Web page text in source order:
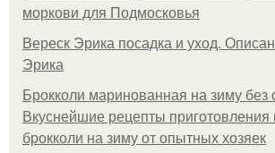
моркови для Подмосковья
Вереск Эрика посадка и уход.
Эрика
Брокколи маринованная на зиму без
Вкуснейшие рецепты
брокколи на зиму от опытных хозяек